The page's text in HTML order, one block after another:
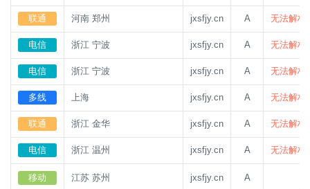
联通 河南 郑州 jxsfjy.cn A 无法解析
电信 浙江 宁波 jxsfjy.cn A 无法解析
电信 浙江 宁波 jxsfjy.cn A 无法解析
多线 上海 jxsfjy.cn A 无法解析
联通 浙江 金华 jxsfjy.cn A 无法解析
电信 浙江 温州 jxsfjy.cn A 无法解析
移动 江苏 苏州 jxsfjy.cn A